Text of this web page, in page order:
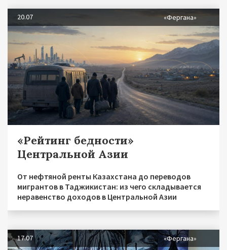
20.07 «Фергана»
«Рейтинг бедности»
Центральной Азии
От нефтяной ренты Казахстана до переводов
мигрантов в Таджикистан: из чего складывается
неравенство доходов в Центральной Азии
17.07 «Фергана»